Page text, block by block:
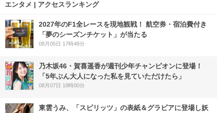
エンタメ | アクセスランキング
2027年のF1全レースを現地観戦！ 航空券・宿泊費付き
「夢のシーズンチケット」が当たる
08月05日 17時48分
乃木坂46・賀喜遥香が週刊少年チャンピオンに登場！
「5年ぶん大人になった私を見ていただけたら」
08月07日 18時00分
東雲うみ、「スピリッツ」の表紙＆グラビアに登場し妖